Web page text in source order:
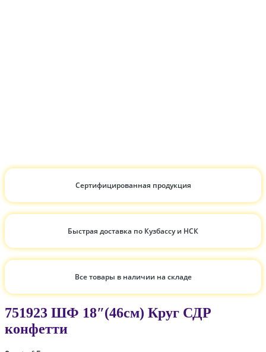
Сертифицированная продукция
Быстрая доставка по Кузбассу и НСК
Все товары в наличии на складе
751923 ШФ 18″(46см) Круг СДР
конфетти